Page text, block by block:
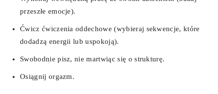
przeszłe emocje).
Ćwicz ćwiczenia oddechowe (wybieraj sekwencje, które
dodadzą energii lub uspokoją).
Swobodnie pisz, nie martwiąc się o strukturę.
Osiągnij orgazm.